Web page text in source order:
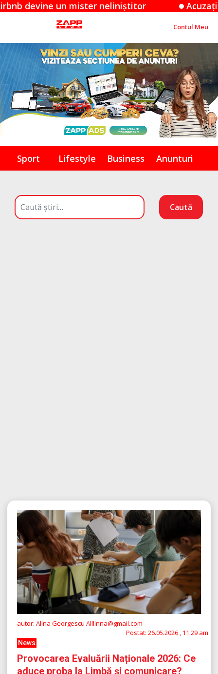
un mister neliniștitor Acuzațiile
Contul Meu
Sport Lifestyle Business Anunturi
Caută
autor: Alina Georgescu Alllinna@gmail.com
Postat: 26.05.2026 , 11:29 am
News
Provocarea Evaluării Naționale 2026: Ce
aduce proba la Limbă și comunicare?